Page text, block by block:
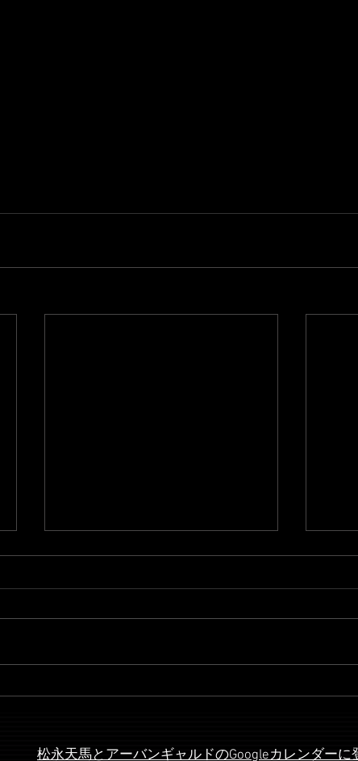
松永天馬とアーバンギャルドのGoogleカレンダーに